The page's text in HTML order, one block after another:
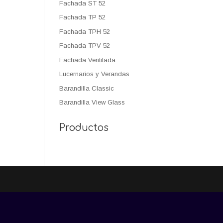
Fachada ST 52
Fachada TP 52
Fachada TPH 52
Fachada TPV 52
Fachada Ventilada
Lucernarios y Verandas
Barandilla Classic
Barandilla View Glass
Productos